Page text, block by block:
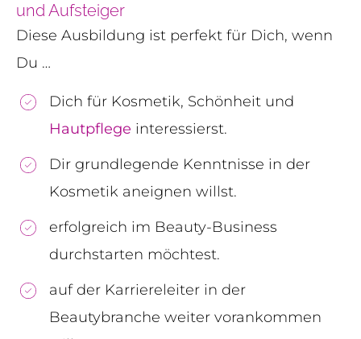
und Aufsteiger
Diese Ausbildung ist perfekt für Dich, wenn
Du …
Dich für Kosmetik, Schönheit und
Hautpflege interessierst.
Dir grundlegende Kenntnisse in der
Kosmetik aneignen willst.
erfolgreich im Beauty-Business
durchstarten möchtest.
auf der Karriereleiter in der
Beautybranche weiter vorankommen